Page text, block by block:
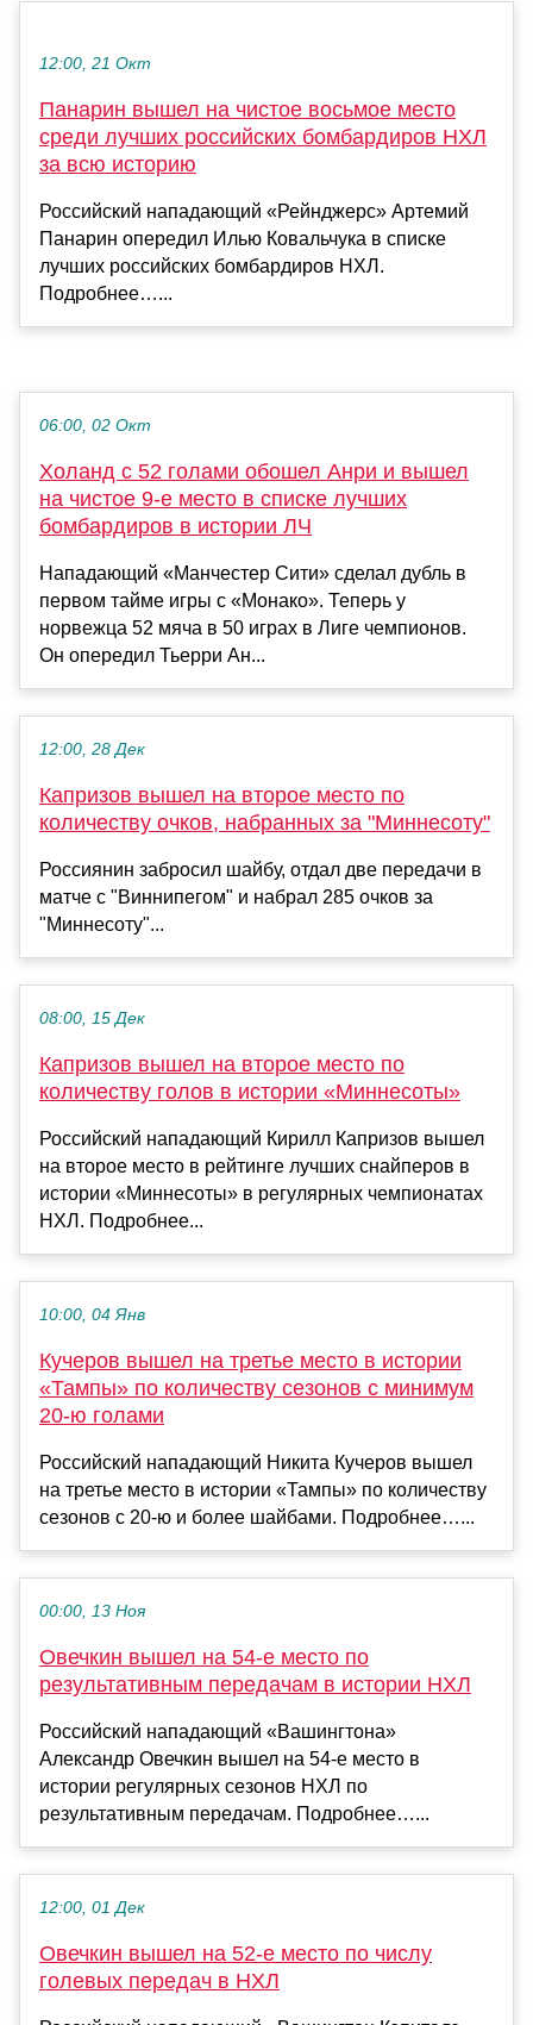
12:00, 21 Окт
Панарин вышел на чистое восьмое место
среди лучших российских бомбардиров НХЛ
за всю историю
Российский нападающий «Рейнджерс» Артемий
Панарин опередил Илью Ковальчука в списке
лучших российских бомбардиров НХЛ.
Подробнее…...
06:00, 02 Окт
Холанд с 52 голами обошел Анри и вышел
на чистое 9-е место в списке лучших
бомбардиров в истории ЛЧ
Нападающий «Манчестер Сити» сделал дубль в
первом тайме игры с «Монако». Теперь у
норвежца 52 мяча в 50 играх в Лиге чемпионов.
Он опередил Тьерри Ан...
12:00, 28 Дек
Капризов вышел на второе место по
количеству очков, набранных за "Миннесоту"
Россиянин забросил шайбу, отдал две передачи в
матче с "Виннипегом" и набрал 285 очков за
"Миннесоту"...
08:00, 15 Дек
Капризов вышел на второе место по
количеству голов в истории «Миннесоты»
Российский нападающий Кирилл Капризов вышел
на второе место в рейтинге лучших снайперов в
истории «Миннесоты» в регулярных чемпионатах
НХЛ. Подробнее...
10:00, 04 Янв
Кучеров вышел на третье место в истории
«Тампы» по количеству сезонов с минимум
20‑ю голами
Российский нападающий Никита Кучеров вышел
на третье место в истории «Тампы» по количеству
сезонов с 20‑ю и более шайбами. Подробнее…...
00:00, 13 Ноя
Овечкин вышел на 54‑е место по
результативным передачам в истории НХЛ
Российский нападающий «Вашингтона»
Александр Овечкин вышел на 54‑е место в
истории регулярных сезонов НХЛ по
результативным передачам. Подробнее…...
12:00, 01 Дек
Овечкин вышел на 52‑е место по числу
голевых передач в НХЛ